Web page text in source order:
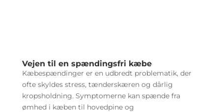
Vejen til en spændingsfri kæbe
Kæbespændinger er en udbredt problematik, der
ofte skyldes stress, tænderskæren og dårlig
kropsholdning. Symptomerne kan spænde fra
ømhed i kæben til hovedpine og